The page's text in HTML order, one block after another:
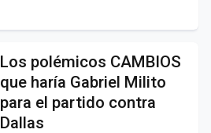
Los polémicos CAMBIOS
que haría Gabriel Milito
para el partido contra
Dallas